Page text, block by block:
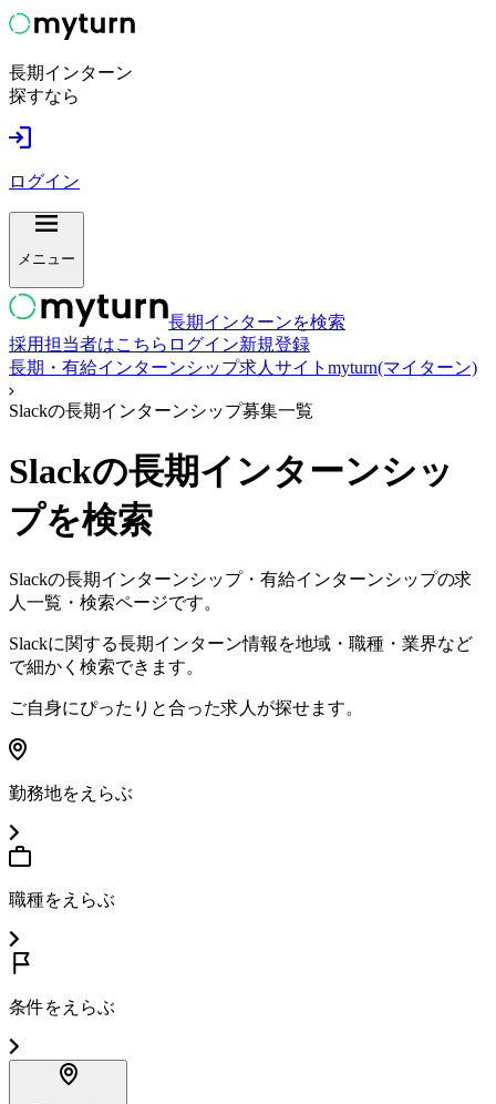
長期インターン
探すなら
ログイン
メニュー
長期インターンを検索
採用担当者はこちら ログイン新規登録
長期・有給インターンシップ求人サイトmyturn(マイターン)
Slackの長期インターンシップ募集一覧
Slackの長期インターンシッ
プを検索
Slackの長期インターンシップ・有給インターンシップの求
人一覧・検索ページです。
Slackに関する長期インターン情報を地域・職種・業界など
で細かく検索できます。
ご自身にぴったりと合った求人が探せます。
勤務地をえらぶ
職種をえらぶ
条件をえらぶ